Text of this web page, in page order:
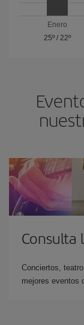
Enero
25º/ 22º
Consulta
Conciertos,
mejores eventos